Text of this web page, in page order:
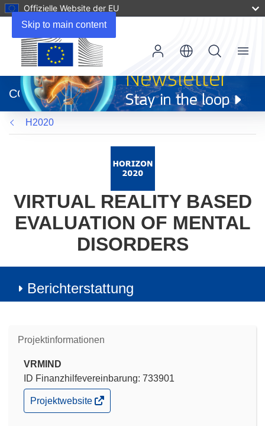
Skip to main content
Offizielle Website der EU
neuem
Fenster)
CORDIS
Menu
H2020
VIRTUAL REALITY BASED
EVALUATION OF MENTAL
DISORDERS
Berichterstattung
Projektinformationen
VRMIND
ID Finanzhilfevereinbarung: 733901
(öffnet
in
Projektwebsite